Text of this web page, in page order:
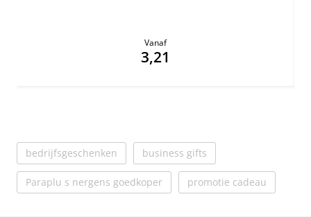
Vanaf
3,21
bedrijfsgeschenken business gifts
Paraplu s nergens goedkoper promotie cadeau